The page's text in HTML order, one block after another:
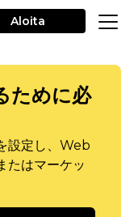
Aloita
ために必
設定し、Web
たはマーケッ